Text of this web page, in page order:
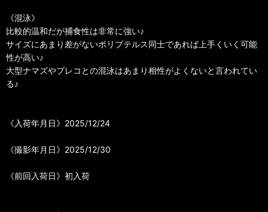
《混泳》
比較的温和だが捕食性は非常に強い♪
サイズにあまり差がないポリプテルス同士であれば上手くいく可能
性が高い♪
大型ナマズやプレコとの混泳はあまり相性がよくないと言われてい
る♪
《入荷年月日》2025/12/24
《撮影年月日》2025/12/30
《前回入荷日》初入荷